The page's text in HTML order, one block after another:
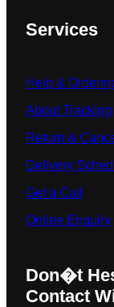
Services
Help &
About Tracking
Return &
Delivery
Get a Call
Online Enquiry
Don�t
Contact